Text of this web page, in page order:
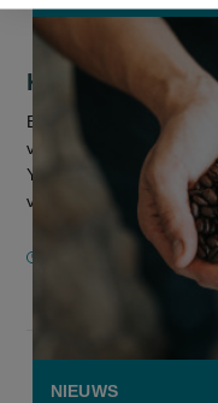
Koffieprijzen
Een kop koffie dreigt
voor
York naar het hoogste
van robustakoff...
26 NOVEMBER 2024
NIEUWS